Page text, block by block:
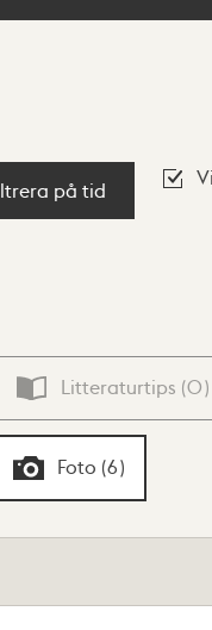
på tid
Litteraturtips (0)
Foto (6)